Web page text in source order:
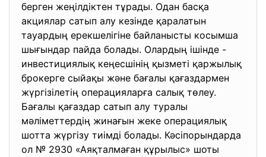
берген жеңілдіктен тұрады. Одан басқа
акциялар сатып алу кезінде қаралатын
тауардың ерекшелігіне байланысты косымша
шығындар пайда болады. Олардың ішінде -
инвестициялық кеңесшінің қызметі қаржылық
брокерге сыйақы және бағалы қағаздармен
жүргізілетің операцияларға салық төлеу.
Бағалы қағаздар сатып алу туралы
мәліметтердің жинағын жеке операциялық
шотта жүргізу тиімді болады. Кәсіпорындарда
ол № 2930 «Аяқталмаған құрылыс» шоты